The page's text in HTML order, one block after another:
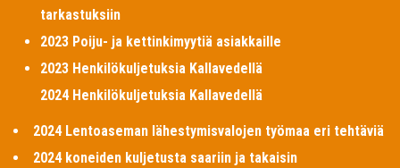
tarkastuksiin
2023 Poiju- ja kettinkimyytiä asiakkaille
2023 Henkilökuljetuksia Kallavedellä
2024 Henkilökuljetuksia Kallavedellä
2024 Lentoaseman lähestymisvalojen työmaa eri tehtäviä
2024 koneiden kuljetusta saariin ja takaisin